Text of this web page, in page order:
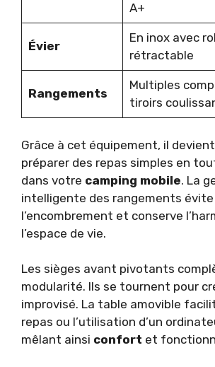
A+
Évier
En inox avec
rétractable
Rangements
Multiples
tiroirs
Grâce à cet équipement, il
préparer des repas simples en
dans votre camping mobile. La
intelligente des rangements évite
l’encombrement et conserve
l’espace de vie.
Les sièges avant pivotants
modularité. Ils se tournent pour
improvisé. La table amovible
repas ou l’utilisation d’un
mêlant ainsi confort et